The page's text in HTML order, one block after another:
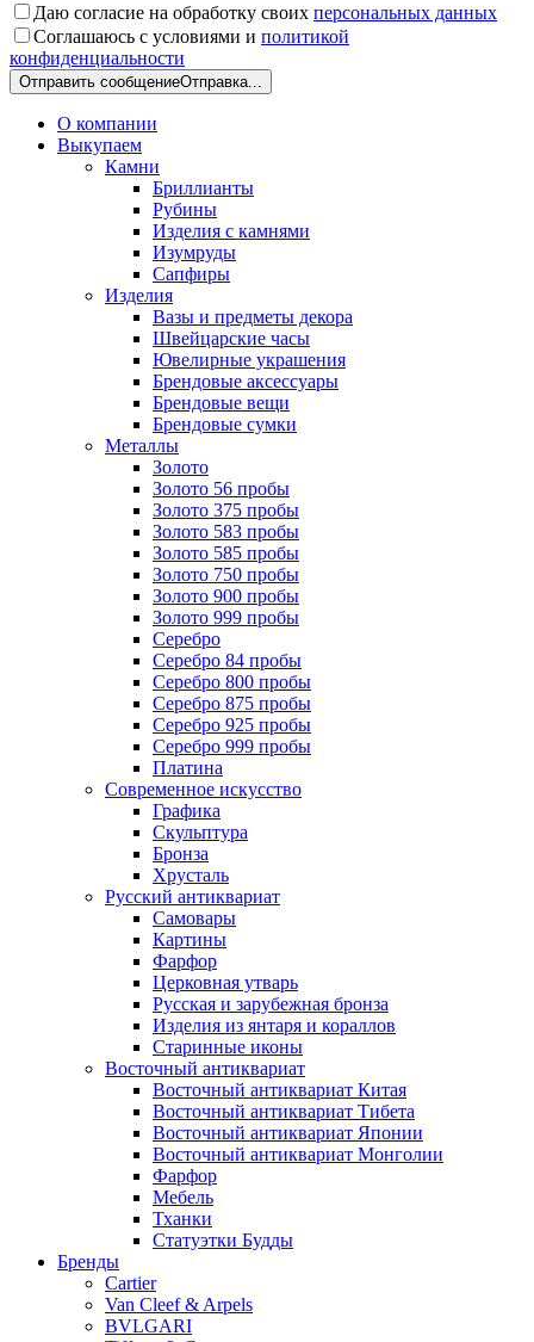
Даю согласие на обработку своих персональных данных
Соглашаюсь с условиями и политикой
конфиденциальности
Отправить сообщениеОтправка...
О компании
Выкупаем
Камни
Бриллианты
Рубины
Изделия с камнями
Изумруды
Сапфиры
Изделия
Вазы и предметы декора
Швейцарские часы
Ювелирные украшения
Брендовые аксессуары
Брендовые вещи
Брендовые сумки
Металлы
Золото
Золото 56 пробы
Золото 375 пробы
Золото 583 пробы
Золото 585 пробы
Золото 750 пробы
Золото 900 пробы
Золото 999 пробы
Серебро
Серебро 84 пробы
Серебро 800 пробы
Серебро 875 пробы
Серебро 925 пробы
Серебро 999 пробы
Платина
Современное искусство
Графика
Скульптура
Бронза
Хрусталь
Русский антиквариат
Самовары
Картины
Фарфор
Церковная утварь
Русская и зарубежная бронза
Изделия из янтаря и кораллов
Старинные иконы
Восточный антиквариат
Восточный антиквариат Китая
Восточный антиквариат Тибета
Восточный антиквариат Японии
Восточный антиквариат Монголии
Фарфор
Мебель
Тханки
Статуэтки Будды
Бренды
Cartier
Van Cleef & Arpels
BVLGARI